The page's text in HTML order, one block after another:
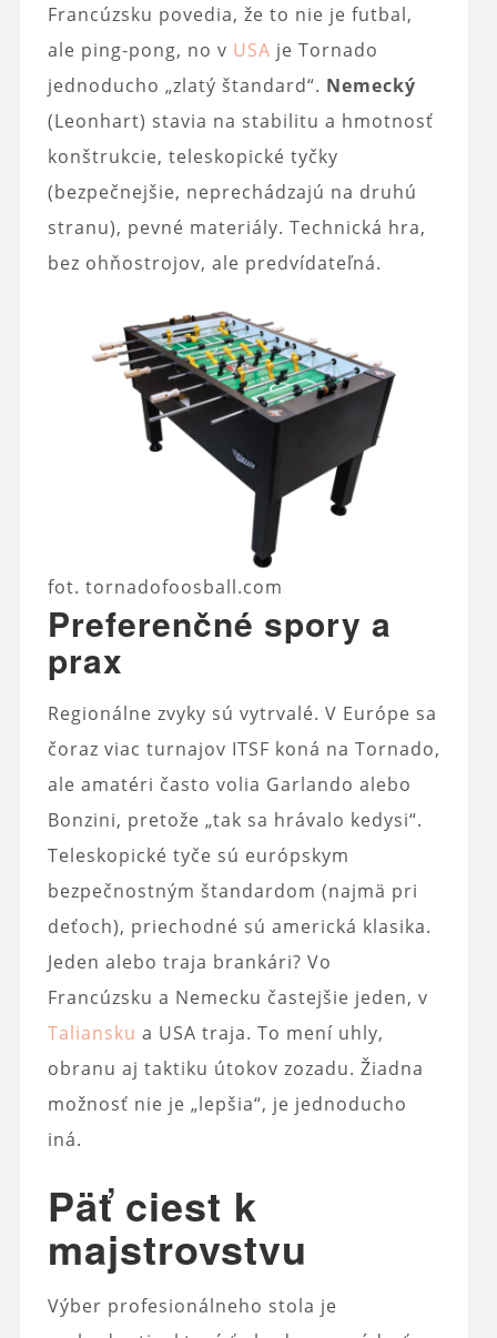
Francúzsku povedia, že to nie je futbal,
ale ping‑pong, no v USA je Tornado
jednoducho „zlatý štandard“. Nemecký
(Leonhart) stavia na stabilitu a hmotnosť
konštrukcie, teleskopické tyčky
(bezpečnejšie, neprechádzajú na druhú
stranu), pevné materiály. Technická hra,
bez ohňostrojov, ale predvídateľná.
fot. tornadofoosball.com
Preferenčné spory a
prax
Regionálne zvyky sú vytrvalé. V Európe sa
čoraz viac turnajov ITSF koná na Tornado,
ale amatéri často volia Garlando alebo
Bonzini, pretože „tak sa hrávalo kedysi“.
Teleskopické tyče sú európskym
bezpečnostným štandardom (najmä pri
deťoch), priechodné sú americká klasika.
Jeden alebo traja brankári? Vo
Francúzsku a Nemecku častejšie jeden, v
Taliansku a USA traja. To mení uhly,
obranu aj taktiku útokov zozadu. Žiadna
možnosť nie je „lepšia“, je jednoducho
iná.
Päť ciest k
majstrovstvu
Výber profesionálneho stola je